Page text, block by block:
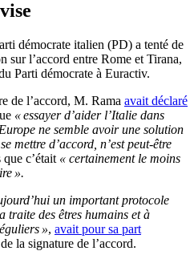
démocrate italien (PD) a tenté de
sur l’accord entre Rome et Tirana,
Parti démocrate à Euractiv.
de l’accord, M. Rama avait déclaré
« essayer d’aider l’Italie dans
ne semble avoir une solution
mettre d’accord, n’est peut-être
que c’était « certainement le moins
».
un important protocole
traite des êtres humains et à
», avait pour sa part
la signature de l’accord.